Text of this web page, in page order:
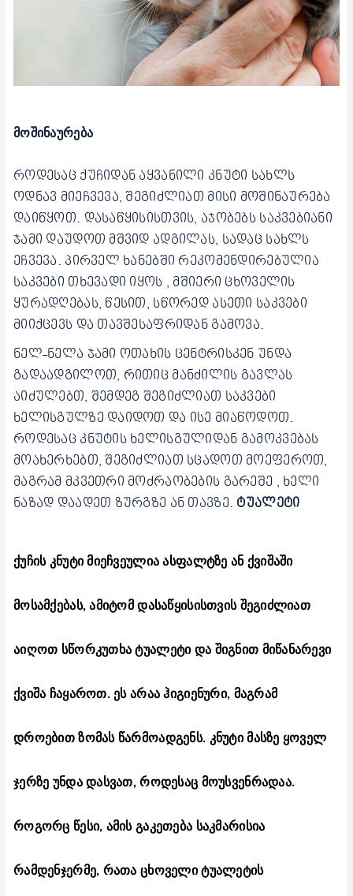
მოშინაურება
როდესაც ქუჩიდან აყვანილი კნუტი სახლს
ოდნავ მიეჩვევა, შეგიძლიათ მისი მოშინაურება
დაიწყოთ. დასაწყისისთვის, აჯობებს საკვებიანი
ჯამი დაუდოთ მშვიდ ადგილას, სადაც სახლს
ეჩვევა. პირველ ხანებში რეკომენდირებულია
საკვები თხევადი იყოს , მშიერი ცხოველის
ყურადღებას, წესით, სწორედ ასეთი საკვები
მიიქცევს და თავშესაფრიდან გამოვა.
ნელ-ნელა ჯამი ოთახის ცენტრისკენ უნდა
გადაადგილოთ, რითიც მანძილის გავლას
აიძულებთ, შემდეგ შეგიძლიათ საკვები
ხელისგულზე დაიდოთ და ისე მიაწოდოთ.
როდესაც კნუტის ხელისგულიდან გამოკვებას
მოახერხებთ, შეგიძლიათ სცადოთ მოეფეროთ,
მაგრამ მკვეთრი მოძრაობების გარეშე , ხელი
ნაზად დაადეთ ზურგზე ან თავზე. ტუალეტი
ქუჩის კნუტი მიეჩვეულია ასფალტზე ან ქვიშაში
მოსამქებას, ამიტომ დასაწყისისთვის შეგიძლიათ
აიღოთ სწორკუთხა ტუალეტი და შიგნით მიწანარევი
ქვიშა ჩაყაროთ. ეს არაა ჰიგიენური, მაგრამ
დროებით ზომას წარმოადგენს. კნუტი მასზე ყოველ
ჯერზე უნდა დასვათ, როდესაც მოუსვენრადაა.
როგორც წესი, ამის გაკეთება საკმარისია
რამდენჯერმე, რათა ცხოველი ტუალეტის